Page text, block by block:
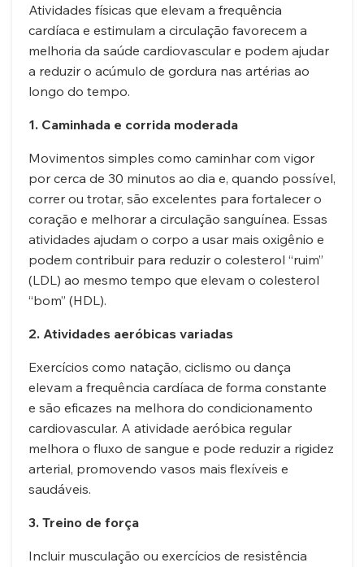
Atividades físicas que elevam a frequência
cardíaca e estimulam a circulação favorecem a
melhoria da saúde cardiovascular e podem ajudar
a reduzir o acúmulo de gordura nas artérias ao
longo do tempo.
1. Caminhada e corrida moderada
Movimentos simples como caminhar com vigor
por cerca de 30 minutos ao dia e, quando possível,
correr ou trotar, são excelentes para fortalecer o
coração e melhorar a circulação sanguínea. Essas
atividades ajudam o corpo a usar mais oxigênio e
podem contribuir para reduzir o colesterol “ruim”
(LDL) ao mesmo tempo que elevam o colesterol
“bom” (HDL).
2. Atividades aeróbicas variadas
Exercícios como natação, ciclismo ou dança
elevam a frequência cardíaca de forma constante
e são eficazes na melhora do condicionamento
cardiovascular. A atividade aeróbica regular
melhora o fluxo de sangue e pode reduzir a rigidez
arterial, promovendo vasos mais flexíveis e
saudáveis.
3. Treino de força
Incluir musculação ou exercícios de resistência